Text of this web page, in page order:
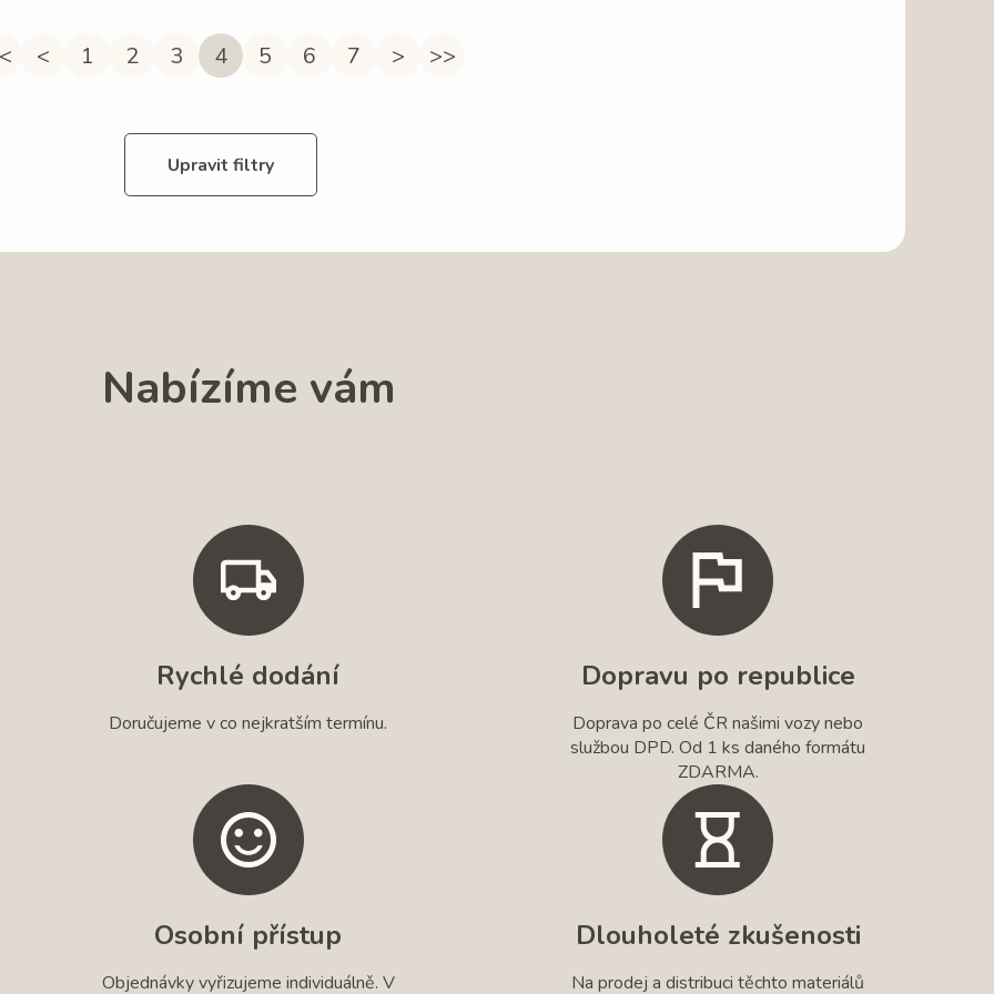
< 1 2 3 4 5 6 7 > >>
Upravit filtry
Nabízíme vám
Rychlé dodání
Doručujeme v co nejkratším termínu.
Dopravu po republice
Doprava po celé ČR našimi vozy nebo
službou DPD. Od 1 ks daného formátu
ZDARMA.
Osobní přístup
Objednávky vyřizujeme individuálně. V
Dlouholeté zkušenosti
Na prodej a distribuci těchto materiálů